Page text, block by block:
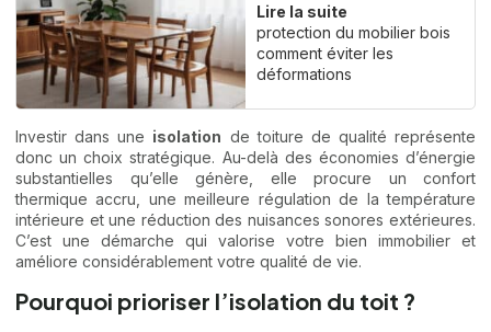
Lire la suite
protection du mobilier bois
comment éviter les
déformations
Investir dans une isolation de toiture de qualité représente
donc un choix stratégique. Au-delà des économies d’énergie
substantielles qu’elle génère, elle procure un confort
thermique accru, une meilleure régulation de la température
intérieure et une réduction des nuisances sonores extérieures.
C’est une démarche qui valorise votre bien immobilier et
améliore considérablement votre qualité de vie.
Pourquoi prioriser l’isolation du toit ?